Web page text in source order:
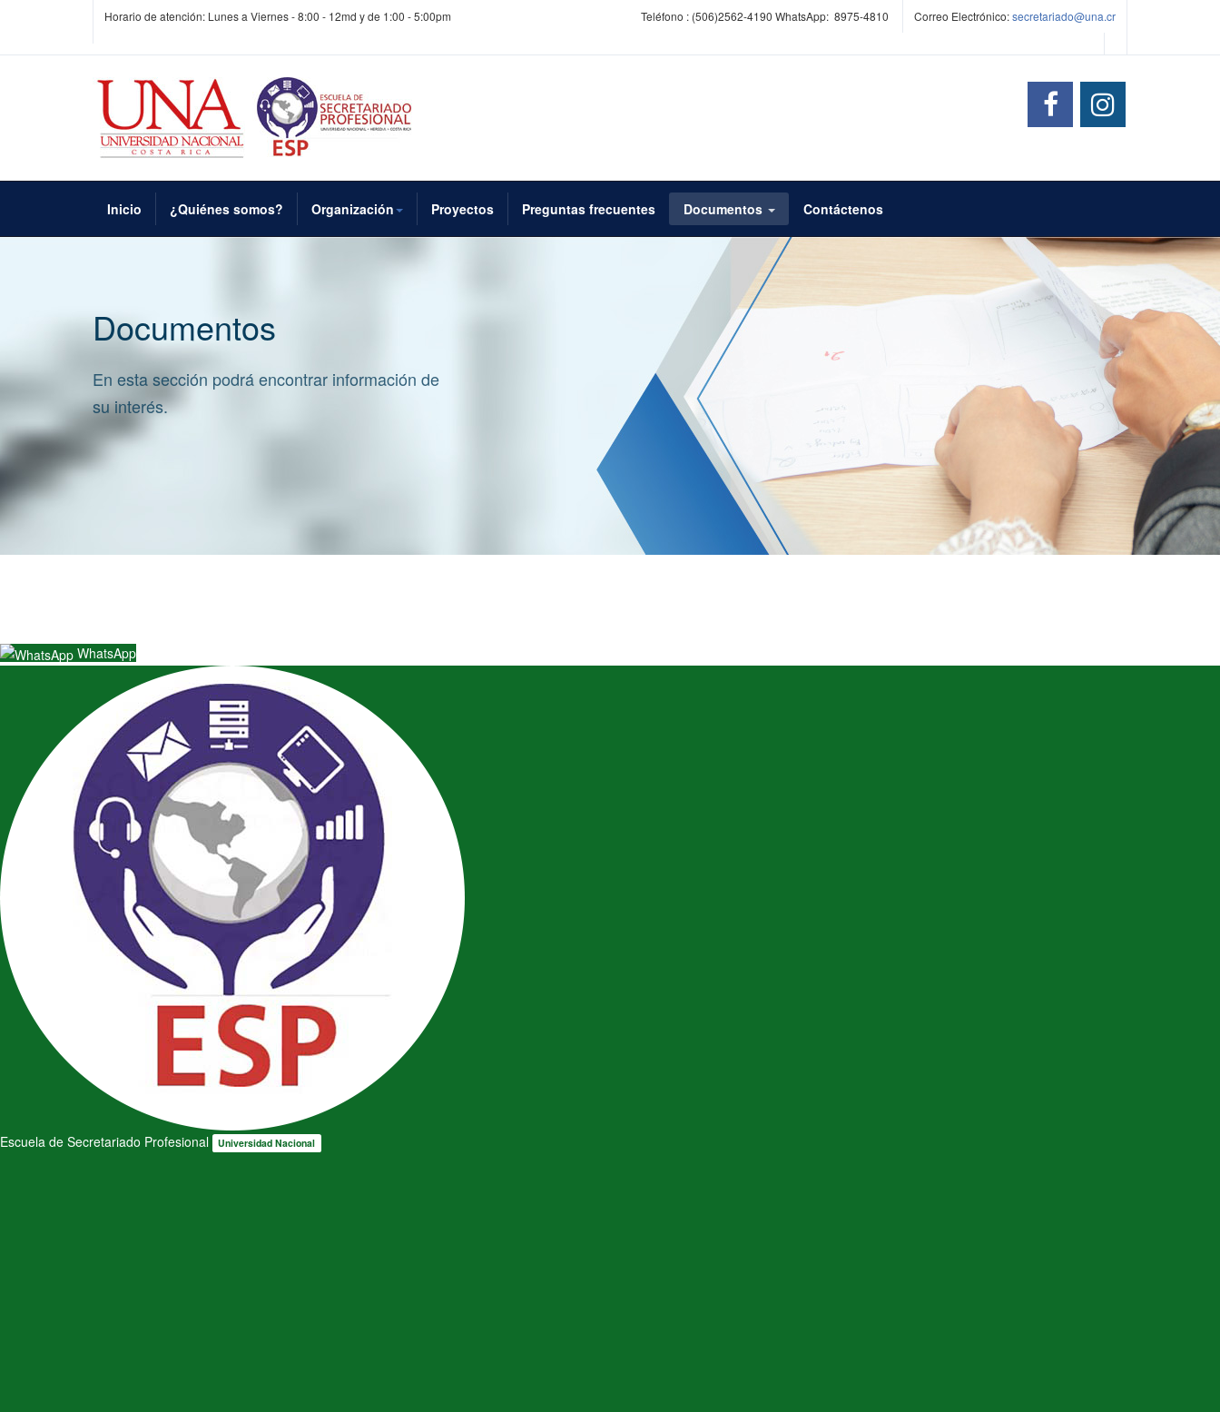
Horario de atención: Lunes a Viernes - 8:00 - 12md y de 1:00 - 5:00pm Teléfono : (506)2562-4190 WhatsApp: 8975-4810 Correo Electrónico:secretariado@una.cr
Inicio ¿Quiénes somos? Organización Proyectos Preguntas frecuentes Documentos Contáctenos
Documentos
En esta sección podrá encontrar información de
su interés.
WhatsApp
Escuela de Secretariado Profesional Universidad Nacional